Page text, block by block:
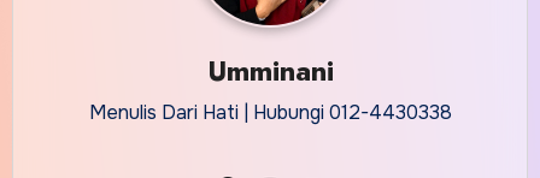
Umminani
Menulis Dari Hati | Hubungi 012-4430338